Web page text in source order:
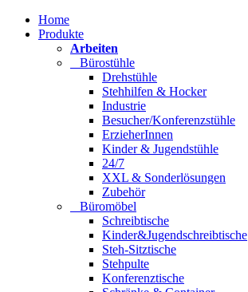
Home
Produkte
Arbeiten
Bürostühle
Drehstühle
Stehhilfen & Hocker
Industrie
Besucher/Konferenzstühle
ErzieherInnen
Kinder & Jugendstühle
24/7
XXL & Sonderlösungen
Zubehör
Büromöbel
Schreibtische
Kinder&Jugendschreibtische
Steh-Sitztische
Stehpulte
Konferenztische